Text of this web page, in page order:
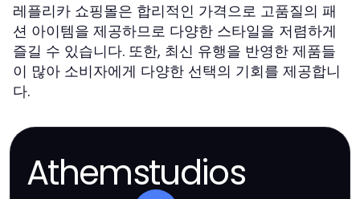
레플리카 쇼핑몰은 합리적인 가격으로 고품질의 패
션 아이템을 제공하므로 다양한 스타일을 저렴하게
즐길 수 있습니다. 또한, 최신 유행을 반영한 제품들
이 많아 소비자에게 다양한 선택의 기회를 제공합니
다.
Athemstudios